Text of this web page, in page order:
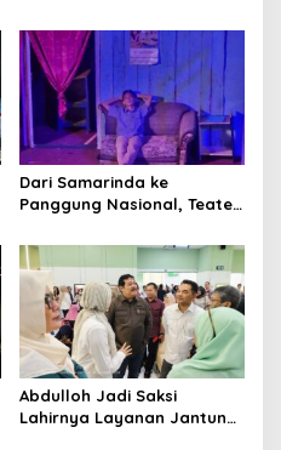
Dorong Keberlanjutan
Proyek Strategis
Dari Samarinda ke
Panggung Nasional, Teater
Kalimantan ke FTRN ISI
Yogyakarta
Abdulloh Jadi Saksi
Lahirnya Layanan Jantung